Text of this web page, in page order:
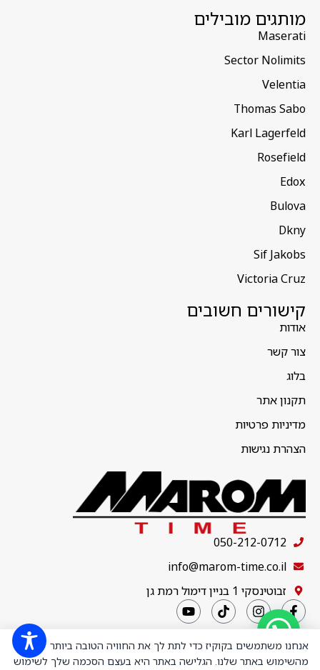
מותגים מובילים
Maserati
Sector Nolimits
Velentia
Thomas Sabo
Karl Lagerfeld
Rosefield
Edox
Bulova
Dkny
Sif Jakobs
Victoria Cruz
קישורים חשובים
אודות
צור קשר
בלוג
תקנון אתר
מדיניות פרטיות
הצהרת נגישות
050-212-0712
info@marom-time.co.il
זבוטינסקי 1 בניין דימול רמת גן
אנחנו משתמשים בקוקיז כדי לתת לך את החוויה הטובה ביותר
מהשימוש באתר שלנו. הגלישה באתר היא בעצם הסכמה שלך לשימוש